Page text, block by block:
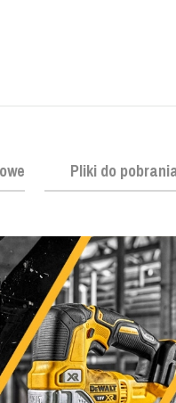
Pliki do